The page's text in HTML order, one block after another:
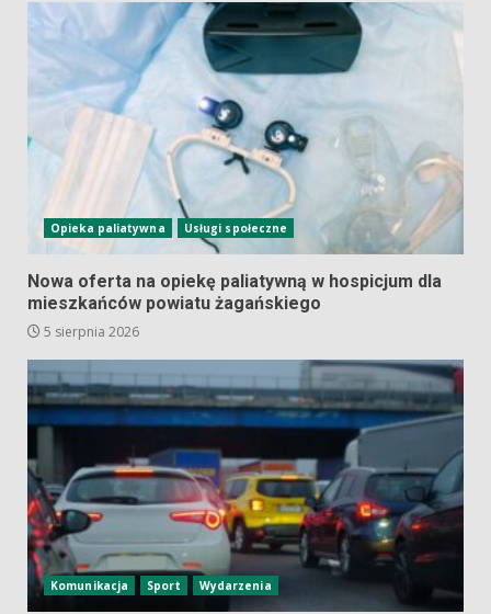
Opieka paliatywna Usługi społeczne
Nowa oferta na opiekę paliatywną w hospicjum dla
mieszkańców powiatu żagańskiego
5 sierpnia 2026
Komunikacja Sport Wydarzenia